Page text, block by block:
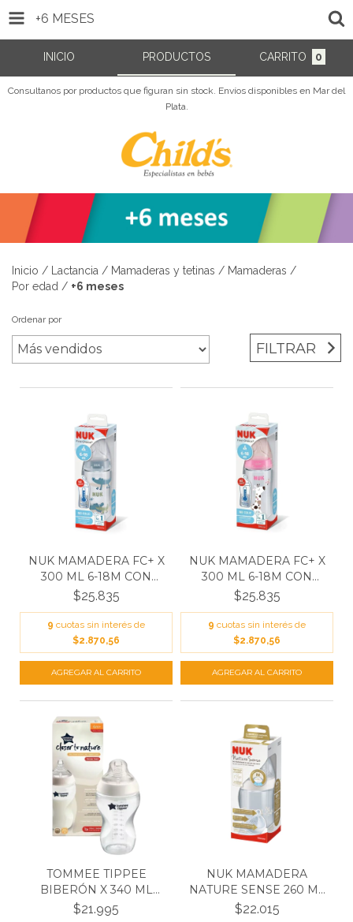
+6 MESES
INICIO PRODUCTOS CARRITO 0
Consultanos por productos que figuran sin stock. Envíos disponibles en Mar del
Plata.
Inicio / Lactancia / Mamaderas y tetinas / Mamaderas /
Por edad / +6 meses
Ordenar por
FILTRAR
NUK MAMADERA FC+ X
300 ML 6-18M CON
CONT...
$25.835
9 cuotas sin interés de
$2.870,56
NUK MAMADERA FC+ X
300 ML 6-18M CON
CONT...
$25.835
9 cuotas sin interés de
$2.870,56
TOMMEE TIPPEE
BIBERÓN X 340 ML
52254220...
$21.995
NUK MAMADERA
NATURE SENSE 260 ML
BLANCA...
$22.015